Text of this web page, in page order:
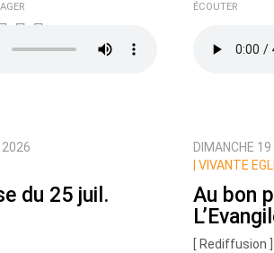
de tous les nouveaux commentaires de cette
ÉCOUTER
2026
du 25 juil.
DIMANCHE
VIVANTE
Au bon
[ Rediffusion